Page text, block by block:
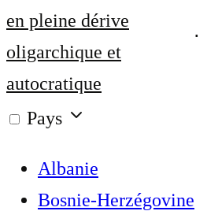
en pleine dérive
oligarchique et
autocratique
Pays
Albanie
Bosnie-Herzégovine